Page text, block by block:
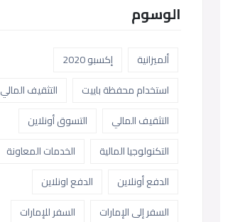
الوسوم
ألميزانية
إكسبو 2020
استخدام محفظة باييت
التثقيف المالي
التثقيف المالي
التسوق أونلاين
التكنولوجيا المالية
الخدمات المعاونة
الدفع أونلاين
الدفع اونلاين
السفر إلى الإمارات
السفر للإمارات